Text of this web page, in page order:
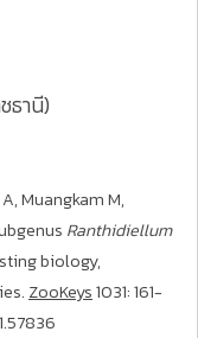
ธานี)
Muangkam M,
Ranthidiellum
biology,
ZooKeys1031: 161-